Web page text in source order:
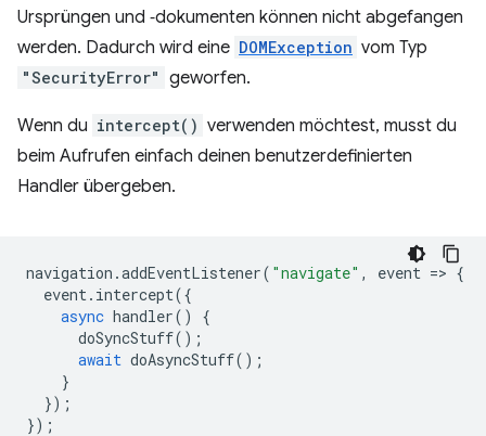
Ursprüngen und ‑dokumenten können nicht abgefangen
werden. Dadurch wird eine DOMException vom Typ
"SecurityError" geworfen.
Wenn du intercept() verwenden möchtest, musst du
beim Aufrufen einfach deinen benutzerdefinierten
Handler übergeben.
navigation .addEventListener( "navigate" , event => {
event. intercept({
async handler()
{
doSyncStuff();
await doAsyncStuff();
}
});
});